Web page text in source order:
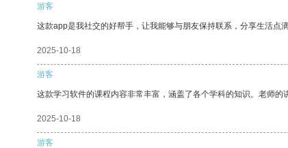
游客
这款app是我社交的好帮手，让我能够与朋友保持联系，分享生活点滴
2025-10-18
游客
这款学习软件的课程内容非常丰富，涵盖了各个学科的知识。老师的
2025-10-18
游客